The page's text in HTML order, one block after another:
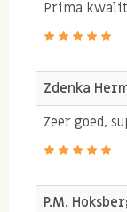
Turkije of
kwaliteit.
Ingrediënten:
Witte
Prima
Zdenka
Zeer goed,
P.M.